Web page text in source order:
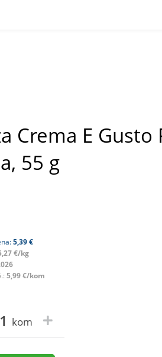
Crema E Gusto
55 g
5,39 €
€/kg
5,99 €/kom
kom